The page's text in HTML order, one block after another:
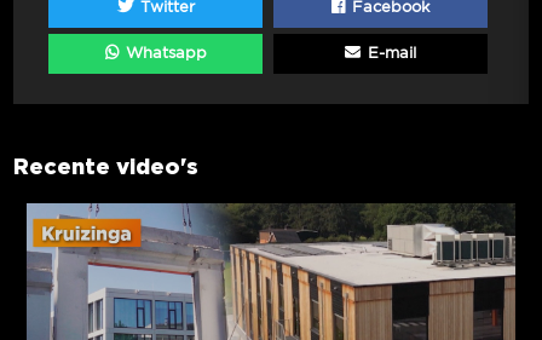
Twitter Facebook
Whatsapp E-mail
Recente video's